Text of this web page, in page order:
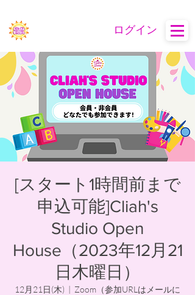
ログイン
[スタート1時間前まで
申込可能]Cliah's
Studio Open
House（2023年12月21
日木曜日）
12月21日(木)
  |
Zoom（参加URLはメールに